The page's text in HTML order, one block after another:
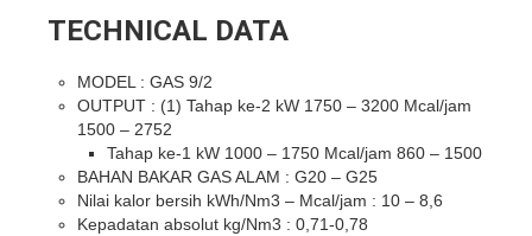
TECHNICAL DATA
MODEL : GAS 9/2
OUTPUT : (1) Tahap ke-2 kW 1750 – 3200 Mcal/jam
1500 – 2752
Tahap ke-1 kW 1000 – 1750 Mcal/jam 860 – 1500
BAHAN BAKAR GAS ALAM : G20 – G25
Nilai kalor bersih kWh/Nm3 – Mcal/jam : 10 – 8,6
Kepadatan absolut kg/Nm3 : 0,71-0,78